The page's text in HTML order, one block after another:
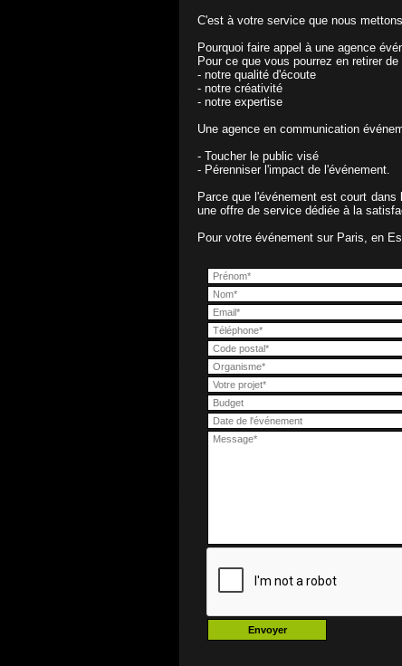
C'est à votre service que nous
Pourquoi faire appel à une agence
Pour ce que vous pourrez en retirer
- notre qualité d'écoute
- notre créativité
- notre expertise
Une agence en communication
- Toucher le public visé
- Pérenniser l'impact de l'événement.
Parce que l'événement est court
une offre de service dédiée à la
Pour votre événement sur Paris, en